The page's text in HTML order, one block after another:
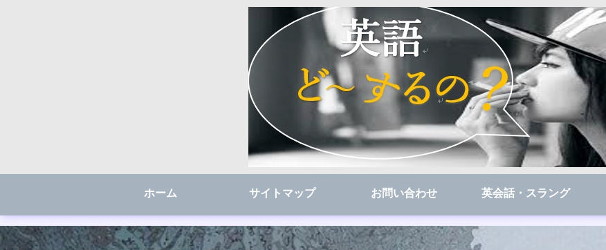
ホーム サイトマップ お問い合わせ 英会話・スラング